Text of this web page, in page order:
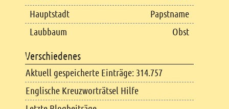
Hauptstadt
Papstname
Laubbaum
Obst
Verschiedenes
Aktuell gespeicherte Einträge: 314.757
Englische Kreuzworträtsel Hilfe